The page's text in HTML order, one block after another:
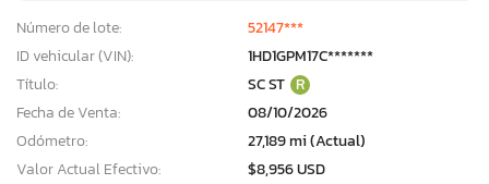
Número de lote:
52147***
ID vehicular (VIN):
1HD1GPM17C*******
Título:
SC ST R
Fecha de Venta:
08/10/2026
Odómetro:
27,189 mi (Actual)
Valor Actual Efectivo:
$8,956 USD